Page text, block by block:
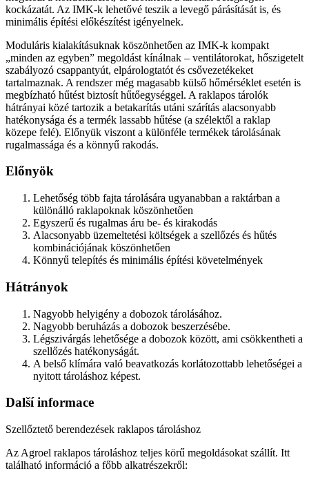
kockázatát. Az IMK-k lehetővé teszik a levegő párásítását is, és
minimális építési előkészítést igényelnek.
Moduláris kialakításuknak köszönhetően az IMK-k kompakt
„minden az egyben” megoldást kínálnak – ventilátorokat, hőszigetelt
szabályozó csappantyút, elpárologtatót és csővezetékeket
tartalmaznak. A rendszer még magasabb külső hőmérséklet esetén is
megbízható hűtést biztosít hűtőegységgel. A raklapos tárolók
hátrányai közé tartozik a betakarítás utáni szárítás alacsonyabb
hatékonysága és a termék lassabb hűtése (a szélektől a raklap
közepe felé). Előnyük viszont a különféle termékek tárolásának
rugalmassága és a könnyű rakodás.
Előnyök
Lehetőség több fajta tárolására ugyanabban a raktárban a
különálló raklapoknak köszönhetően
Egyszerű és rugalmas áru be- és kirakodás
Alacsonyabb üzemeltetési költségek a szellőzés és hűtés
kombinációjának köszönhetően
Könnyű telepítés és minimális építési követelmények
Hátrányok
Nagyobb helyigény a dobozok tárolásához.
Nagyobb beruházás a dobozok beszerzésébe.
Légszivárgás lehetősége a dobozok között, ami csökkentheti a
szellőzés hatékonyságát.
A belső klímára való beavatkozás korlátozottabb lehetőségei a
nyitott tároláshoz képest.
Další informace
Szellőztető berendezések raklapos tároláshoz
Az Agroel raklapos tároláshoz teljes körű megoldásokat szállít. Itt
található információ a főbb alkatrészekről: